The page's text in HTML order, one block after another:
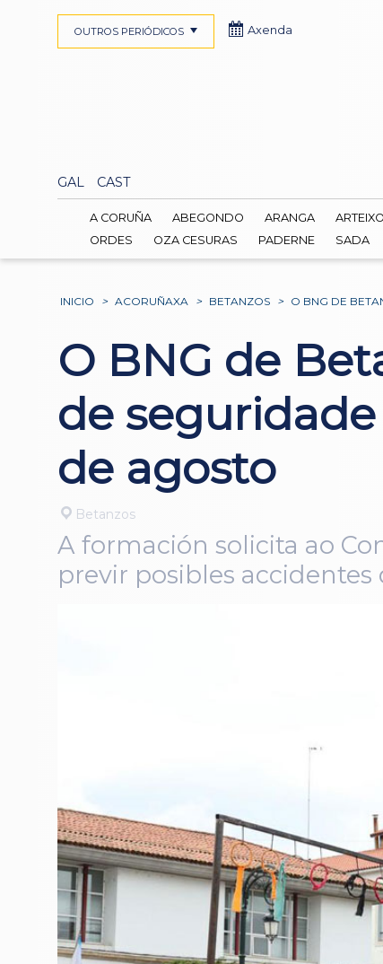
GAL CAST
OUTROS PERIÓDICOS Axenda
A CORUÑA ABEGONDO ARANGA ARTEIXO
ORDES
OZA CESURAS PADERNE SADA
INICIO > ACORUÑAXA > BETANZOS > O BNG DE
O BNG de
de
de agosto
Betanzos
A formación solicita ao
previr posibles accidentes